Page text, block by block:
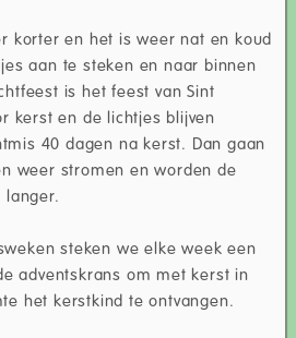
korter en het is weer nat en koud
aan te steken en naar binnen
is het feest van Sint
kerst en de lichtjes blijven
40 dagen na kerst. Dan gaan
weer stromen en worden de
langer.
steken we elke week een
adventskrans om met kerst in
het kerstkind te ontvangen.